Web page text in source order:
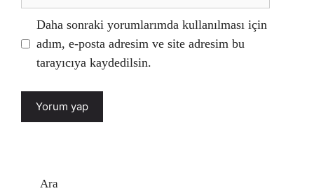
Daha sonraki yorumlarımda kullanılması için
adım, e-posta adresim ve site adresim bu
tarayıcıya kaydedilsin.
Ara